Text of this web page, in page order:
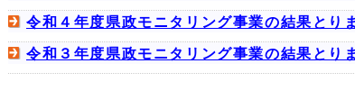
令和４年度県政モニタリング事業の結果とり
令和３年度県政モニタリング事業の結果とり